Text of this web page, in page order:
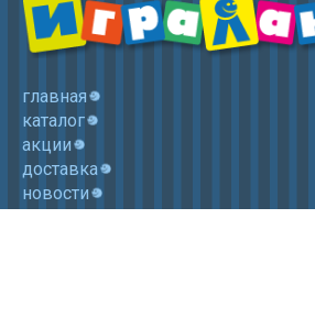
главная
каталог
акции
доставка
новости